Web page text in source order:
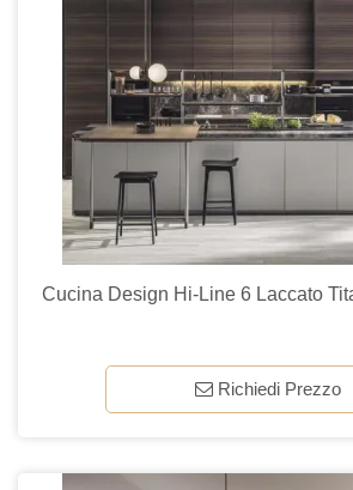
Cucina Design Hi-Line 6 Laccato
Richiedi Prezzo